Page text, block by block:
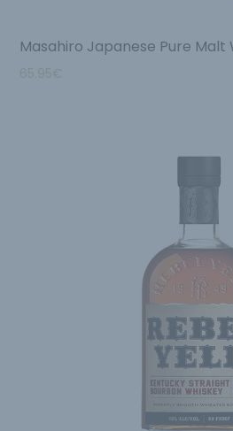
Masahiro Japanese Pure Malt
65.95€